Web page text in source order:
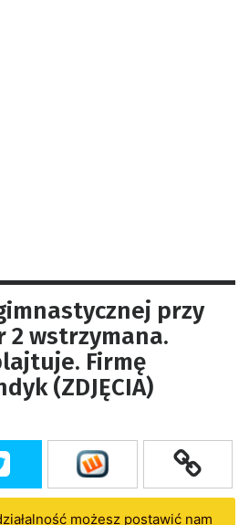
przy
2 wstrzymana.
Firmę
(ZDJĘCIA)
możesz postawić nam